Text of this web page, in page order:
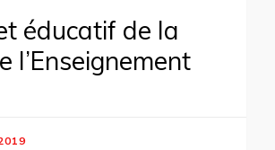
éducatif de la
l’Enseignement